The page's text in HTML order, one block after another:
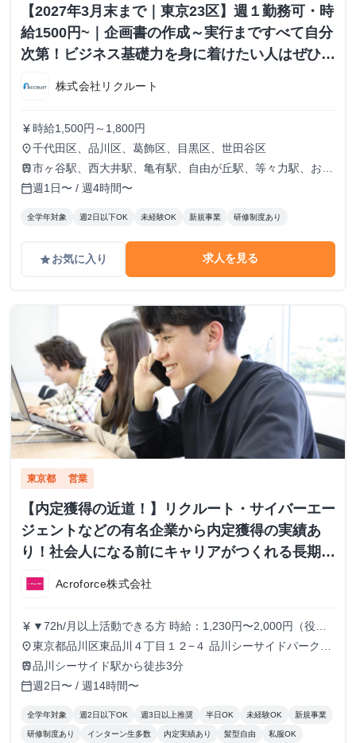
【2027年3月末まで｜東京23区】週１勤務可・時
給1500円~｜企画書の作成～実行まですべて自分
次第！ビジネス基礎力を身に着けたい人はぜひご
株式会社リクルート
currency_yen 時給1,500円～1,800円
place千代田区、品川区、葛飾区、目黒区、世田谷区
train市ヶ谷駅、西大井駅、亀有駅、自由が丘駅、等々力駅、お花
茶屋駅
calendar_today週1日〜 / 週4時間〜
全学年対象 週2日以下OK 未経験OK 新規事業 研修制度あり
gradeお気に入り 求人を見る
東京都 営業
【内定獲得の近道！】リクルート・サイバーエー
ジェントなどの有名企業から内定獲得の実績あ
り！社会人になる前にキャリアがつくれる長期イ
ンターンシップ！
Acroforce株式会社
currency_yen ▼72h/月以上活動できる方 時給：1,230円〜2,000円（役職
により変動） ▼56h/月以上72h/月未満活動できる方 時給：
1,230円〜1,780円（役職により変動） ▼56h/月未満活動で
ンティブの支給があります。
place東京都品川区東品川４丁目１２−４ 品川シーサイドパークタ
ワー 11F
train品川シーサイド駅から徒歩3分
calendar_today週2日〜 / 週14時間〜
全学年対象 週2日以下OK 週3日以上推奨 半日OK 未経験OK 新規事業
研修制度あり インターン生多数 内定実績あり 髪型自由 私服OK